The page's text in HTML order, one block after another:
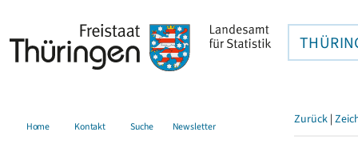
Home Kontakt Suche Newsletter Zurück |